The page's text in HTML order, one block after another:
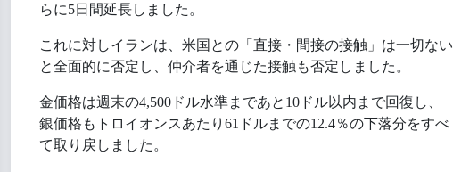
らに5日間延長しました。
これに対しイランは、米国との「直接・間接の接触」は一切ない
と全面的に否定し、仲介者を通じた接触も否定しました。
金価格は週末の4,500ドル水準まであと10ドル以内まで回復し、
銀価格もトロイオンスあたり61ドルまでの12.4％の下落分をすべ
て取り戻しました。